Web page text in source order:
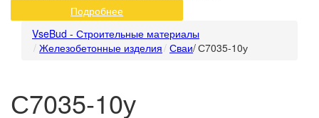
Подробнее
VseBud - Строительные материалы
Железобетонные изделия Сваи/С7035-10у
С7035-10у